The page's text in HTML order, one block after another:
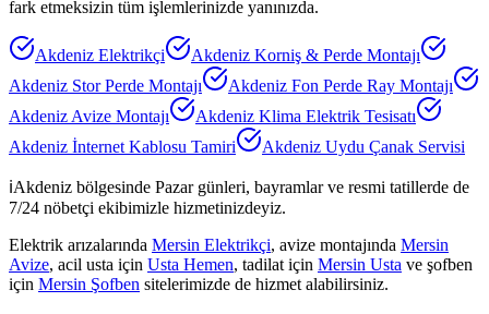
fark etmeksizin tüm işlemlerinizde yanınızda.
Akdeniz Elektrikçi Akdeniz Korniş & Perde Montajı
Akdeniz Stor Perde Montajı Akdeniz Fon Perde Ray Montajı
Akdeniz Avize Montajı Akdeniz Klima Elektrik Tesisatı
Akdeniz İnternet Kablosu Tamiri Akdeniz Uydu Çanak Servisi
ℹ️Akdeniz bölgesinde Pazar günleri, bayramlar ve resmi tatillerde de
7/24 nöbetçi ekibimizle hizmetinizdeyiz.
Elektrik arızalarında Mersin Elektrikçi, avize montajında Mersin
Avize, acil usta için Usta Hemen, tadilat için Mersin Usta ve şofben
için Mersin Şofben sitelerimizde de hizmet alabilirsiniz.